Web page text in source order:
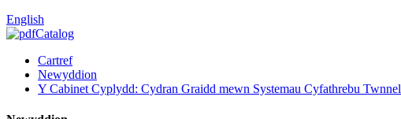
English
Catalog
Cartref
Newyddion
Y Cabinet Cyplydd: Cydran Graidd mewn Systemau Cyfathrebu Twnnel